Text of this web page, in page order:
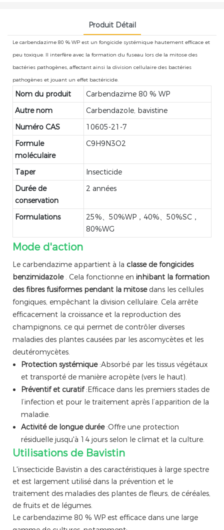
Produit Détail
Le carbendazime 80 % WP est un fongicide systémique hautement efficace et
peu toxique. Il interfère avec la formation du fuseau lors de la mitose des
bactéries pathogènes, affectant ainsi la division cellulaire des bactéries
pathogènes et jouant un effet bactéricide.
Nom du produit
Carbendazime 80 % WP
Autre nom
Carbendazole, bavistine
Numéro CAS
10605-21-7
Formule
moléculaire
C9H9N3O2
Taper
Insecticide
Durée de
conservation
2 années
Formulations
25%、50%WP，40%、50%SC，
80%WG
Mode d'action
Le carbendazime appartient à la classe de fongicides
benzimidazole . Cela fonctionne en inhibant la formation
des fibres fusiformes pendant la mitose dans les cellules
fongiques, empêchant la division cellulaire. Cela arrête
efficacement la croissance et la reproduction des
champignons, ce qui permet de contrôler diverses
maladies des plantes causées par les ascomycètes et les
deutéromycètes.
Protection systémique :Absorbé par les tissus végétaux
et transporté de manière acropète (vers le haut).
Préventif et curatif:Efficace dans les premiers stades de
l’infection et pour le traitement après l’apparition de la
maladie.
Activité de longue durée :Offre une protection
résiduelle jusqu'à 14 jours selon le climat et la culture.
Utilisations de Bavistin
L'insecticide Bavistin a des caractéristiques à large spectre
et est largement utilisé dans la prévention et le
traitement des maladies des plantes de fleurs, de céréales,
de fruits et de légumes.
Le carbendazime 80 % WP est efficace dans une large